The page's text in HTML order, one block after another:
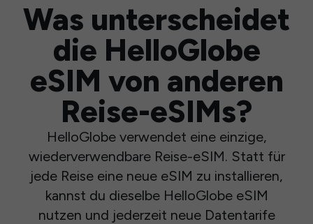
Was unterscheidet
die HelloGlobe
eSIM von anderen
Reise-eSIMs?
HelloGlobe verwendet eine einzige,
wiederverwendbare Reise-eSIM. Statt für
jede Reise eine neue eSIM zu installieren,
kannst du dieselbe HelloGlobe eSIM
nutzen und jederzeit neue Datentarife